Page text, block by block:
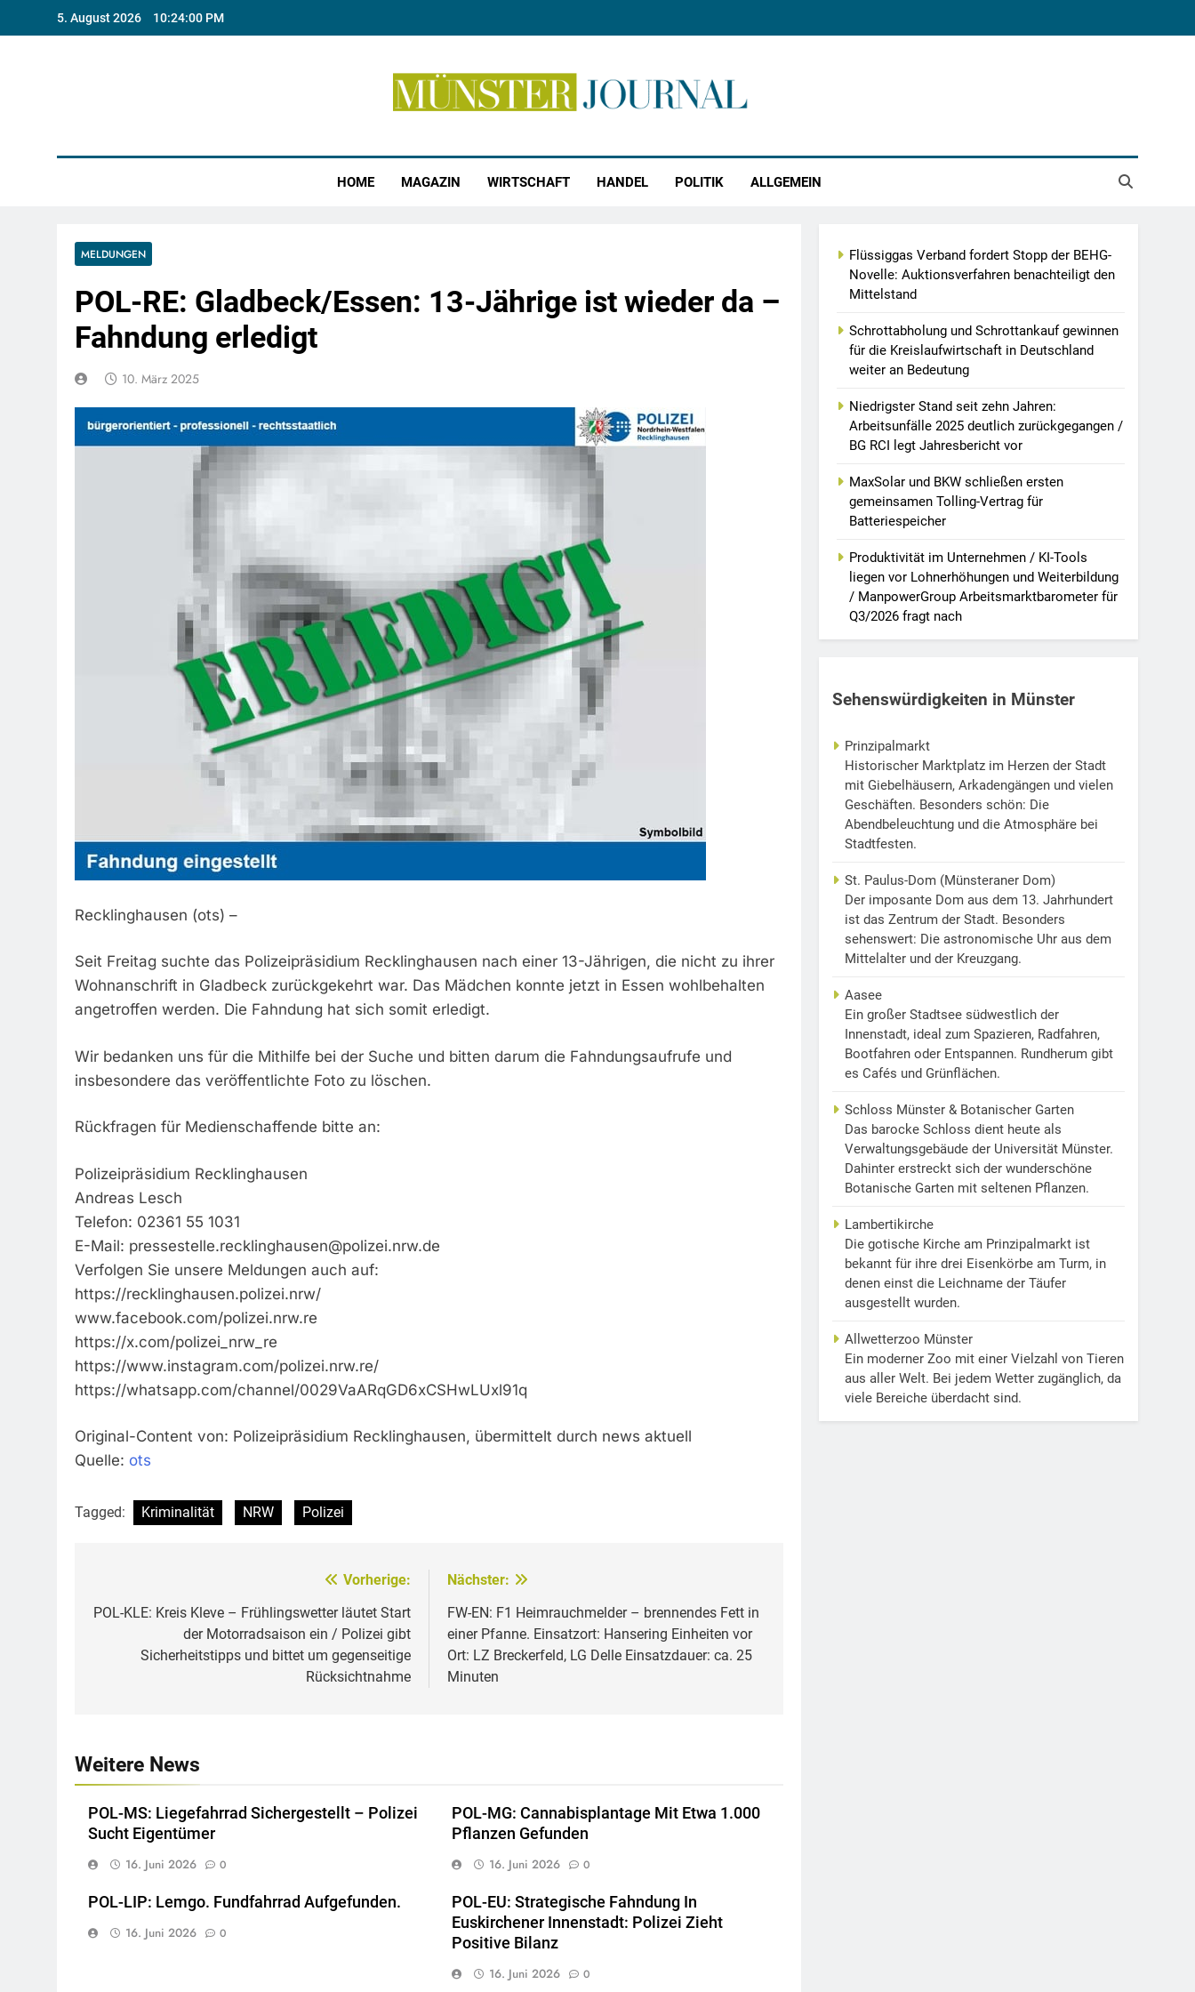
5. August 2026 10:24:00 PM
HOME MAGAZIN WIRTSCHAFT HANDEL POLITIK ALLGEMEIN
MELDUNGEN
POL-RE: Gladbeck/Essen: 13-Jährige ist wieder da –
Fahndung erledigt
10. März 2025
Recklinghausen (ots) –
Seit Freitag suchte das Polizeipräsidium Recklinghausen nach einer 13-Jährigen, die nicht zu ihrer
Wohnanschrift in Gladbeck zurückgekehrt war. Das Mädchen konnte jetzt in Essen wohlbehalten
angetroffen werden. Die Fahndung hat sich somit erledigt.
Wir bedanken uns für die Mithilfe bei der Suche und bitten darum die Fahndungsaufrufe und
insbesondere das veröffentlichte Foto zu löschen.
Rückfragen für Medienschaffende bitte an:
Polizeipräsidium Recklinghausen
Andreas Lesch
Telefon: 02361 55 1031
E-Mail: pressestelle.recklinghausen@polizei.nrw.de
Verfolgen Sie unsere Meldungen auch auf:
https://recklinghausen.polizei.nrw/
www.facebook.com/polizei.nrw.re
https://x.com/polizei_nrw_re
https://www.instagram.com/polizei.nrw.re/
https://whatsapp.com/channel/0029VaARqGD6xCSHwLUxl91q
Original-Content von: Polizeipräsidium Recklinghausen, übermittelt durch news aktuell
Quelle: ots
Tagged: Kriminalität NRW Polizei
Vorherige:
POL-KLE: Kreis Kleve – Frühlingswetter läutet Start
der Motorradsaison ein / Polizei gibt
Sicherheitstipps und bittet um gegenseitige
Rücksichtnahme
Nächster:
FW-EN: F1 Heimrauchmelder – brennendes Fett in
einer Pfanne. Einsatzort: Hansering Einheiten vor
Ort: LZ Breckerfeld, LG Delle Einsatzdauer: ca. 25
Minuten
Weitere News
POL-MS: Liegefahrrad Sichergestellt – Polizei
Sucht Eigentümer
16. Juni 2026 0
POL-MG: Cannabisplantage Mit Etwa 1.000
Pflanzen Gefunden
16. Juni 2026 0
POL-LIP: Lemgo. Fundfahrrad Aufgefunden.
16. Juni 2026 0
POL-EU: Strategische Fahndung In
Euskirchener Innenstadt: Polizei Zieht
Positive Bilanz
16. Juni 2026 0
Flüssiggas Verband fordert Stopp der BEHG-
Novelle: Auktionsverfahren benachteiligt den
Mittelstand
Schrottabholung und Schrottankauf gewinnen
für die Kreislaufwirtschaft in Deutschland
weiter an Bedeutung
Niedrigster Stand seit zehn Jahren:
Arbeitsunfälle 2025 deutlich zurückgegangen /
BG RCI legt Jahresbericht vor
MaxSolar und BKW schließen ersten
gemeinsamen Tolling-Vertrag für
Batteriespeicher
Produktivität im Unternehmen / KI-Tools
liegen vor Lohnerhöhungen und Weiterbildung
/ ManpowerGroup Arbeitsmarktbarometer für
Q3/2026 fragt nach
Sehenswürdigkeiten in Münster
Prinzipalmarkt
Historischer Marktplatz im Herzen der Stadt
mit Giebelhäusern, Arkadengängen und vielen
Geschäften. Besonders schön: Die
Abendbeleuchtung und die Atmosphäre bei
Stadtfesten.
St. Paulus-Dom (Münsteraner Dom)
Der imposante Dom aus dem 13. Jahrhundert
ist das Zentrum der Stadt. Besonders
sehenswert: Die astronomische Uhr aus dem
Mittelalter und der Kreuzgang.
Aasee
Ein großer Stadtsee südwestlich der
Innenstadt, ideal zum Spazieren, Radfahren,
Bootfahren oder Entspannen. Rundherum gibt
es Cafés und Grünflächen.
Schloss Münster & Botanischer Garten
Das barocke Schloss dient heute als
Verwaltungsgebäude der Universität Münster.
Dahinter erstreckt sich der wunderschöne
Botanische Garten mit seltenen Pflanzen.
Lambertikirche
Die gotische Kirche am Prinzipalmarkt ist
bekannt für ihre drei Eisenkörbe am Turm, in
denen einst die Leichname der Täufer
ausgestellt wurden.
Allwetterzoo Münster
Ein moderner Zoo mit einer Vielzahl von Tieren
aus aller Welt. Bei jedem Wetter zugänglich, da
viele Bereiche überdacht sind.